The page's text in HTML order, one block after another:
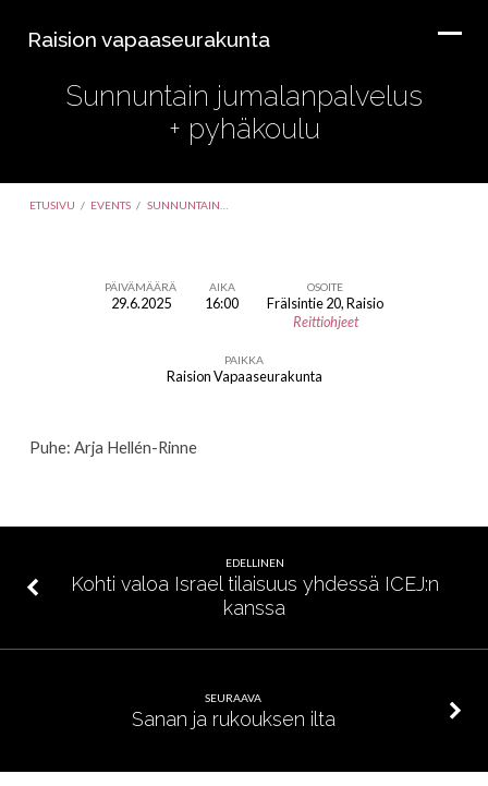
Raision vapaaseurakunta
Sunnuntain jumalanpalvelus
+ pyhäkoulu
ETUSIVU / EVENTS / SUNNUNTAIN…
PÄIVÄMÄÄRÄ
29.6.2025
AIKA
16:00
OSOITE
Frälsintie 20, Raisio
Reittiohjeet
PAIKKA
Raision Vapaaseurakunta
Puhe: Arja Hellén-Rinne
EDELLINEN
Kohti valoa Israel tilaisuus yhdessä ICEJ:n
kanssa
SEURAAVA
Sanan ja rukouksen ilta